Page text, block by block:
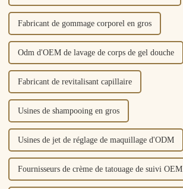
Fabricant de gommage corporel en gros
Odm d'OEM de lavage de corps de gel douche
Fabricant de revitalisant capillaire
Usines de shampooing en gros
Usines de jet de réglage de maquillage d'ODM
Fournisseurs de crème de tatouage de suivi OEM